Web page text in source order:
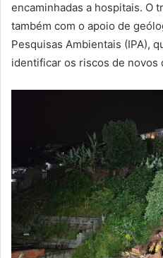
encaminhadas a hospitais. O
também com o apoio de
Pesquisas Ambientais (IPA),
identificar os riscos de novos